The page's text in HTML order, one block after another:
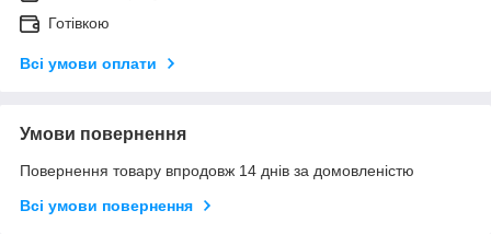
Готівкою
Всі умови оплати
Умови повернення
Повернення товару впродовж 14 днів за домовленістю
Всі умови повернення